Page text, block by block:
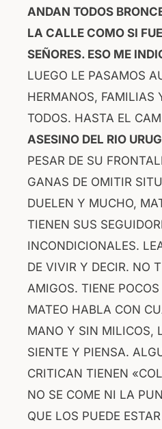
ANDAN TODOS
LA CALLE COMO SI
SEÑORES. ESO ME
LUEGO LE PASAMOS
HERMANOS, FAMILIAS
TODOS. HASTA EL
ASESINO DEL RIO
PESAR DE SU
GANAS DE OMITIR
DUELEN Y MUCHO,
TIENEN SUS
INCONDICIONALES.
DE VIVIR Y DECIR. NO
AMIGOS. TIENE
MATEO HABLA CON
MANO Y SIN MILICOS,
SIENTE Y PIENSA.
CRITICAN TIENEN
NO SE COME NI LA
QUE LOS PUEDE